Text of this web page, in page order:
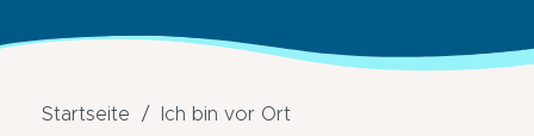
Startseite
Ich bin vor Ort